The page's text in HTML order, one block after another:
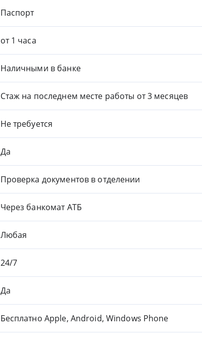
Паспорт
от 1 часа
Наличными в банке
Стаж на последнем месте работы от 3 месяцев
Не требуется
Да
Проверка документов в отделении
Через банкомат АТБ
Любая
24/7
Да
Бесплатно Apple, Android, Windows Phone